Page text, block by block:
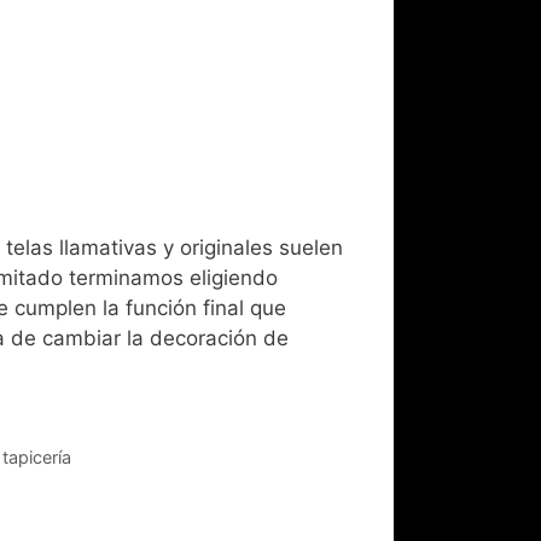
llamativas y originales suelen
terminamos eligiendo
cumplen la función final que
de cambiar la decoración de
tapicería